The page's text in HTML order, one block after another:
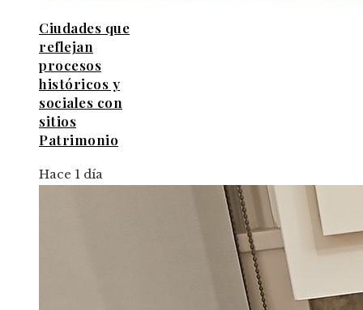
Ciudades que
reflejan
procesos
históricos y
sociales con
sitios
Patrimonio
Hace 1 día